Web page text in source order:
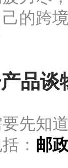
的跨
品谈
先知
： 邮